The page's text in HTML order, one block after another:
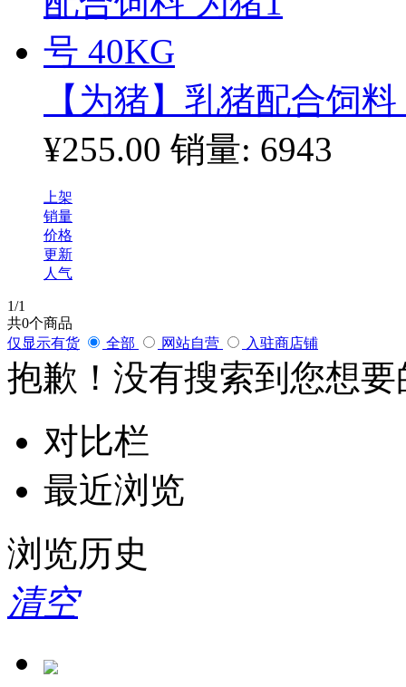
【为猪】乳猪配合饲
¥255.00 销量: 6943
上架
销量
价格
更新
人气
1/1
共0个商品
仅显示有货
全部 网站自营 入驻商店铺
抱歉！没有搜索到您想
对比栏
最近浏览
浏览历史
清空